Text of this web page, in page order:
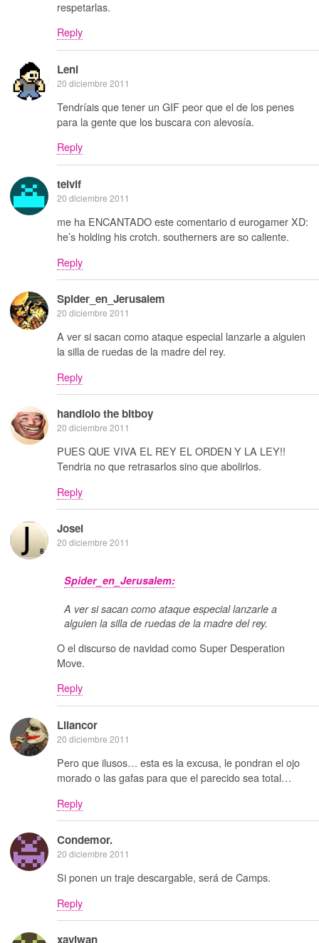
respetarlas.
Reply
Leni
20 diciembre 2011
Tendríais que tener un GIF peor que el de los penes
para la gente que los buscara con alevosía.
Reply
telvif
20 diciembre 2011
me ha ENCANTADO este comentario d eurogamer XD:
he’s holding his crotch. southerners are so caliente.
Reply
Spider_en_Jerusalem
20 diciembre 2011
A ver si sacan como ataque especial lanzarle a alguien
la silla de ruedas de la madre del rey.
Reply
handlolo the bitboy
20 diciembre 2011
PUES QUE VIVA EL REY EL ORDEN Y LA LEY!!
Tendria no que retrasarlos sino que abolirlos.
Reply
Josei
20 diciembre 2011
Spider_en_Jerusalem:
A ver si sacan como ataque especial lanzarle a
alguien la silla de ruedas de la madre del rey.
O el discurso de navidad como Super Desperation
Move.
Reply
Lilancor
20 diciembre 2011
Pero que ilusos… esta es la excusa, le pondran el ojo
morado o las gafas para que el parecido sea total…
Reply
Condemor.
20 diciembre 2011
Si ponen un traje descargable, será de Camps.
Reply
xaviwan